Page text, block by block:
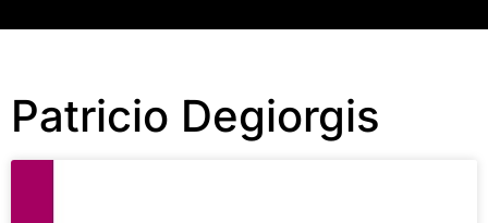
Patricio Degiorgis